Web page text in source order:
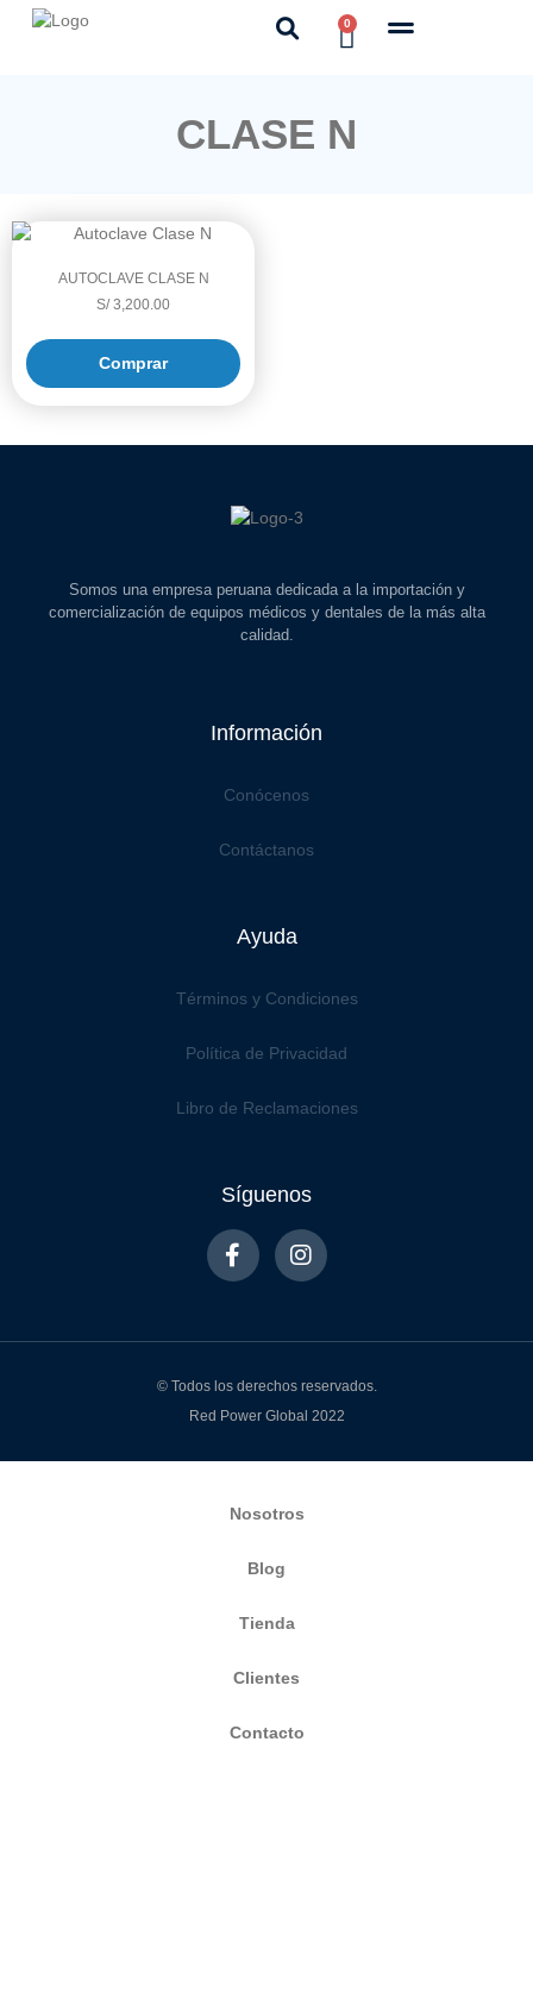
0
CLASE N
AUTOCLAVE CLASE N
S/3,200.00
Comprar
Somos una empresa peruana dedicada a la importación y
comercialización de equipos médicos y dentales de la más alta
calidad.
Información
Conócenos
Contáctanos
Ayuda
Términos y Condiciones
Política de Privacidad
Libro de Reclamaciones
Síguenos
© Todos los derechos reservados.
Red Power Global 2022
Nosotros
Blog
Tienda
Clientes
Contacto